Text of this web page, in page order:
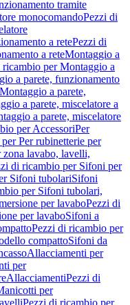
tramite
monocomandoPezzi di
a retePezzi di
a reteMontaggio a
ricambio per Montaggio a
a parete, funzionamento
a parete,
a parete, miscelatore a
a parete, miscelatore
per AccessoriPer
Per rubinetterie per
lavabo, lavelli,
di ricambio per Sifoni per
Sifoni tubolariSifoni
per Sifoni tubolari,
per lavaboPezzi di
per lavaboSifoni a
Pezzi di ricambio per
compattoSifoni da
Allacciamenti per
per
AllacciamentiPezzi di
per
Pezzi di ricambio per